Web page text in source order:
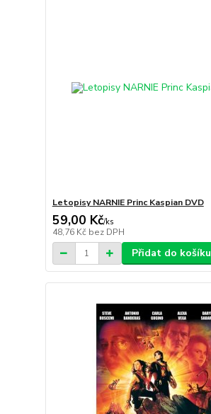
Letopisy NARNIE Princ Kaspian DVD
59,00 Kč/ks
48,76 Kč bez DPH
Přidat do košíku